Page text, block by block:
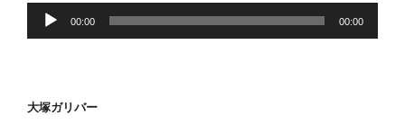
ー
00:00 00:00
大塚ガリバー